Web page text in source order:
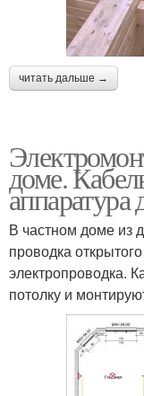
читать дальше →
доме.
В частном доме из
проводка
электропроводка.
потолку и